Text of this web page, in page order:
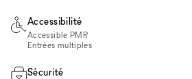
Accessibilité
Accessible PMR
Entrées multiples
Sécurité